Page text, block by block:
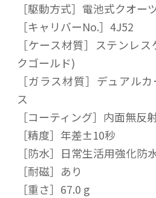
［駆動方式］電池式クオー
［キャリバーNo.］4J52
［ケース材質］ステンレ
クゴールド)
［ガラス材質］デュアル
ス
［コーティング］内面無反
［精度］年差±10秒
［防水］日常生活用強化防
［耐磁］あり
［重さ］67.0 g